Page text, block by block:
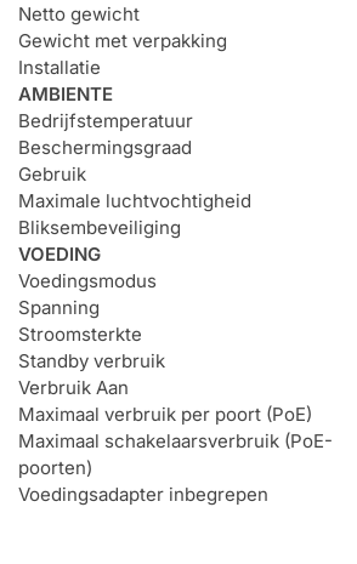
Netto gewicht
Gewicht met verpakking
Installatie
AMBIENTE
Bedrijfstemperatuur
Beschermingsgraad
Gebruik
Maximale luchtvochtigheid
Bliksembeveiliging
VOEDING
Voedingsmodus
Spanning
Stroomsterkte
Standby verbruik
Verbruik Aan
Maximaal verbruik per poort (PoE)
Maximaal schakelaarsverbruik (PoE-
poorten)
Voedingsadapter inbegrepen